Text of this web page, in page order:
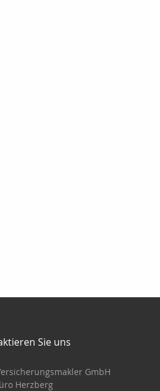
Sie uns
GmbH
Herzberg